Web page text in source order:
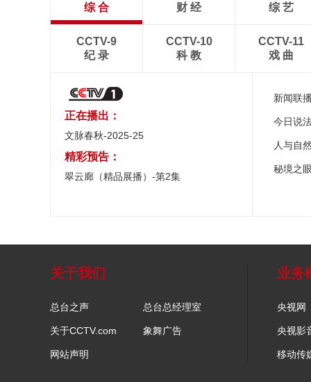
综 合
财 经
综 艺
CCTV-9
纪 录
CCTV-10
科 教
CCTV-11
戏 曲
正在播出：
文脉春秋-2025-25
精彩预告：
翠云廊（精品展播）-第2集
新闻联
今日说
人与自
秘境之
关于我们
总台之声 总台总经理室
关于CCTV.com 象舞广告
网站声明
业务
央视网
央视影
移动传